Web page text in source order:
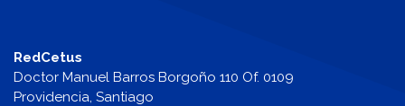
RedCetus
Doctor Manuel Barros Borgoño 110 Of. 0109
Providencia, Santiago